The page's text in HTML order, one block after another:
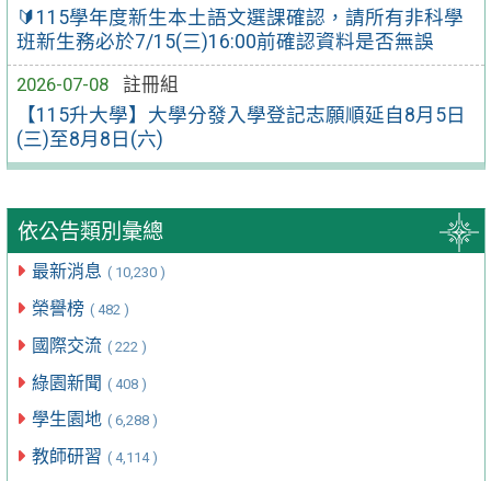
🔰115學年度新生本土語文選課確認，請所有非科學
班新生務必於7/15(三)16:00前確認資料是否無誤
2026-07-08
註冊組
【115升大學】大學分發入學登記志願順延自8月5日
(三)至8月8日(六)
依公告類別彙總
最新消息 ( 10,230 )
榮譽榜 ( 482 )
國際交流 ( 222 )
綠園新聞 ( 408 )
學生園地 ( 6,288 )
教師研習 ( 4,114 )